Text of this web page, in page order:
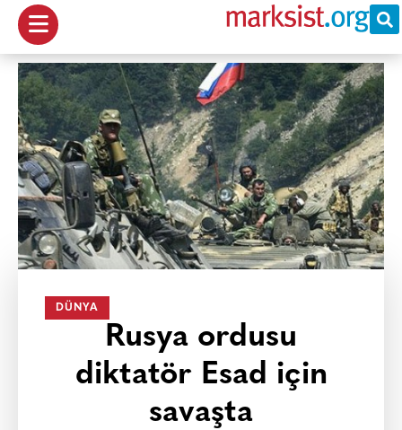
DÜNYA
Rusya ordusu
diktatör Esad için
savaşta